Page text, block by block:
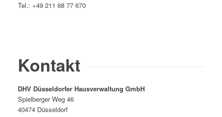
Tel.: +49 211 68 77 670
Kontakt
DHV Düsseldorfer Hausverwaltung GmbH
Spielberger Weg 46
40474 Düsseldorf